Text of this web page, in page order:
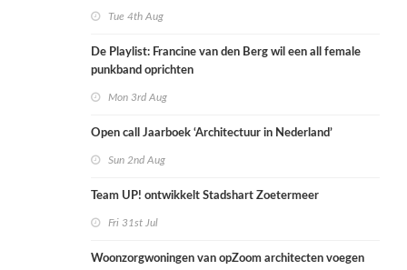
Tue 4th Aug
De Playlist: Francine van den Berg wil een all female
punkband oprichten
Mon 3rd Aug
Open call Jaarboek ‘Architectuur in Nederland’
Sun 2nd Aug
Team UP! ontwikkelt Stadshart Zoetermeer
Fri 31st Jul
Woonzorgwoningen van opZoom architecten voegen